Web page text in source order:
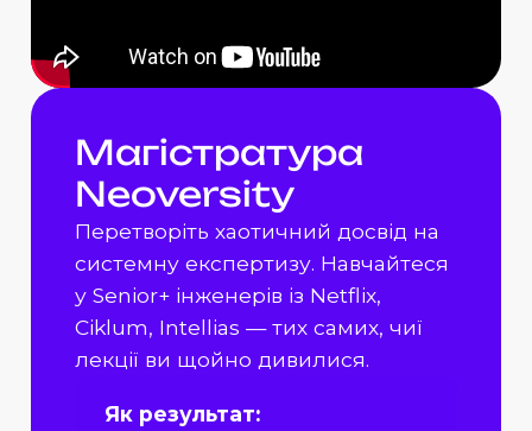
Магістратура
Neoversity
Перетворіть хаотичний досвід на
системну експертизу. Навчайтеся
у Senior+ інженерів із Netflix,
Ciklum, Intellias — тих самих, чиї
лекції ви щойно дивилися.
Як результат: